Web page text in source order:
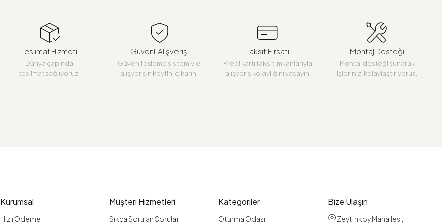
Teslimat Hizmeti
Dünya çapında
teslimat sağlıyoruz!
Güvenli Alışveriş
Güvenli ödeme sistemiyle
alışverişin keyfini çıkarın!
Taksit Fırsatı
Kredi kartı taksit imkanlarıyla
alışveriş kolaylığını yaşayın!
Montaj Desteği
Montaj desteği sunarak
işlerinizi kolaylaştırıyoruz.
Kurumsal
Hızlı Ödeme
Müşteri Hizmetleri
Sıkça Sorulan Sorular
Kategoriler
Oturma Odası
Bize Ulaşın
Zeytinköy Mahallesi,